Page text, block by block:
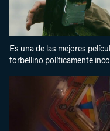
Es una de las mejores
torbellino políticamente